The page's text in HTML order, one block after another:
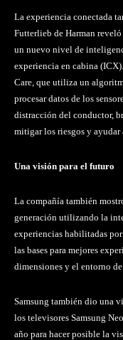
La experiencia conectada
Futterlieb de Harman
un nuevo nivel de
experiencia en cabina
Care, que utiliza un
procesar datos de los
distracción del conductor,
mitigar los riesgos y ayudar
Una visión para el futuro
La compañía también
generación utilizando la
experiencias habilitadas
las bases para mejores
dimensiones y el entorno de
Samsung también dio una
los televisores Samsung
año para hacer posible la